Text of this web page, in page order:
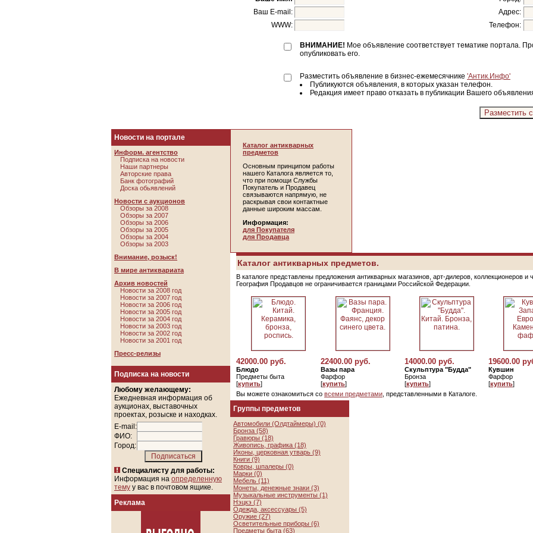
Ваш E-mail:
Адрес:
WWW:
Телефон:
ВНИМАНИЕ! Мое объявление соответствует тематике портала.
опубликовать его.
Разместить объявление в бизнес-ежемесячнике 'Антик.Инфо'
Публикуются объявления, в которых указан телефон.
Редакция имеет право отказать в публикации Вашего
Новости на портале
Информ. агентство
Подписка на новости
Наши партнеры
Авторские права
Банк фотографий
Доска обьявлений
Новости с аукционов
Обзоры за 2008
Обзоры за 2007
Обзоры за 2006
Обзоры за 2005
Обзоры за 2004
Обзоры за 2003
Внимание, розыск!
В мире антиквариата
Архив новостей
Новости за 2008 год
Новости за 2007 год
Новости за 2006 год
Новости за 2005 год
Новости за 2004 год
Новости за 2003 год
Новости за 2002 год
Новости за 2001 год
Пресс-релизы
Подписка на новости
Любому желающему:
Ежедневная информация об
аукционах, выставочных
проектах, розыске и находках.
E-mail:
ФИО:
Город:
Специалисту для работы:
Информация на определенную
тему у вас в почтовом ящике.
Реклама
Каталог антикварных
предметов
Основным принципом работы
нашего Каталога является то,
что при помощи Службы
Покупатель и Продавец
связываются напрямую, не
раскрывая свои контактные
данные широким массам.
Информация:
для Покупателя
для Продавца
Каталог антикварных предметов.
В каталоге представлены предложения антикварных магазинов, арт-дилеров, коллекционеров и
География Продавцов не ограничивается границами Российской Федерации.
42000.00 руб.
Блюдо
Предметы быта
[купить]
22400.00 руб.
Вазы пара
Фарфор
[купить]
14000.00 руб.
Скульптура "Будда"
Бронза
[купить]
19600.00
Кувшин
Фарфор
[купить]
Вы можете ознакомиться со всеми предметами , представленными в Каталоге.
Группы предметов
Автомобили (Олдтаймеры) (0)
Бронза (58)
Гравюры (18)
Живопись, графика (18)
Иконы, церковная утварь (9)
Книги (9)
Ковры, шпалеры (0)
Марки (0)
Мебель (11)
Монеты, денежные знаки (3)
Музыкальные инструменты (1)
Нэцкэ (7)
Одежда, аксессуары (5)
Оружие (27)
Осветительные приборы (6)
Предметы быта (63)